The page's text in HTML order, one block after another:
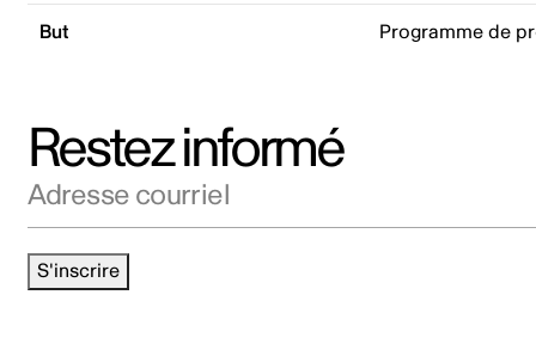
But Programme de
Restez informé
S'inscrire